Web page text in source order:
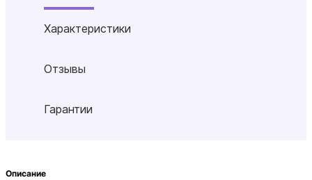
Характеристики
Отзывы
Гарантии
Описание